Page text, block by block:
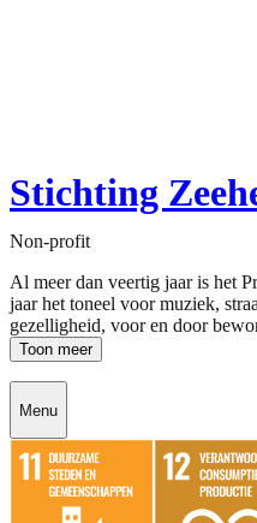
Stichting
Non-profit
Al meer dan veertig jaar is het
jaar het toneel voor muziek,
gezelligheid, voor en door
Toon meer
Menu